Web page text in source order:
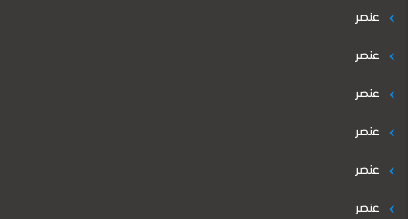
عنصر
عنصر
عنصر
عنصر
عنصر
عنصر